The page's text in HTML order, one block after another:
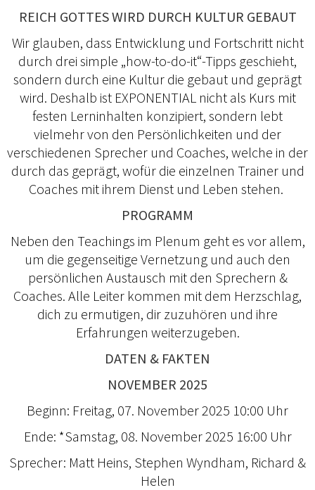
REICH GOTTES WIRD DURCH KULTUR GEBAUT
Wir glauben, dass Entwicklung und Fortschritt nicht
durch drei simple „how-to-do-it“-Tipps geschieht,
sondern durch eine Kultur die gebaut und geprägt
wird. Deshalb ist EXPONENTIAL nicht als Kurs mit
festen Lerninhalten konzipiert, sondern lebt
vielmehr von den Persönlichkeiten und der
verschiedenen Sprecher und Coaches, welche in der
durch das geprägt, wofür die einzelnen Trainer und
Coaches mit ihrem Dienst und Leben stehen.
PROGRAMM
Neben den Teachings im Plenum geht es vor allem,
um die gegenseitige Vernetzung und auch den
persönlichen Austausch mit den Sprechern &
Coaches. Alle Leiter kommen mit dem Herzschlag,
dich zu ermutigen, dir zuzuhören und ihre
Erfahrungen weiterzugeben.
DATEN & FAKTEN
NOVEMBER 2025
Beginn: Freitag, 07. November 2025 10:00 Uhr
Ende: *Samstag, 08. November 2025 16:00 Uhr
Sprecher: Matt Heins, Stephen Wyndham, Richard &
Helen